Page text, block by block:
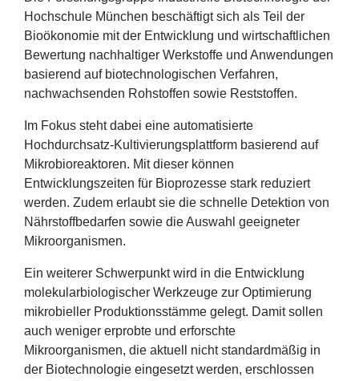
Erfolge
Fördermöglichkeiten
Presse
Aktuelles
Hochschule München beschäftigt sich als Teil der
Bioökonomie mit der Entwicklung und wirtschaftlichen
Bewertung nachhaltiger Werkstoffe und Anwendungen
basierend auf biotechnologischen Verfahren,
nachwachsenden Rohstoffen sowie Reststoffen.
Im Fokus steht dabei eine automatisierte
Hochdurchsatz-Kultivierungsplattform basierend auf
Mikrobioreaktoren. Mit dieser können
Entwicklungszeiten für Bioprozesse stark reduziert
werden. Zudem erlaubt sie die schnelle Detektion von
Nährstoffbedarfen sowie die Auswahl geeigneter
Mikroorganismen.
Ein weiterer Schwerpunkt wird in die Entwicklung
molekularbiologischer Werkzeuge zur Optimierung
mikrobieller Produktionsstämme gelegt. Damit sollen
auch weniger erprobte und erforschte
Mikroorganismen, die aktuell nicht standardmäßig in
der Biotechnologie eingesetzt werden, erschlossen